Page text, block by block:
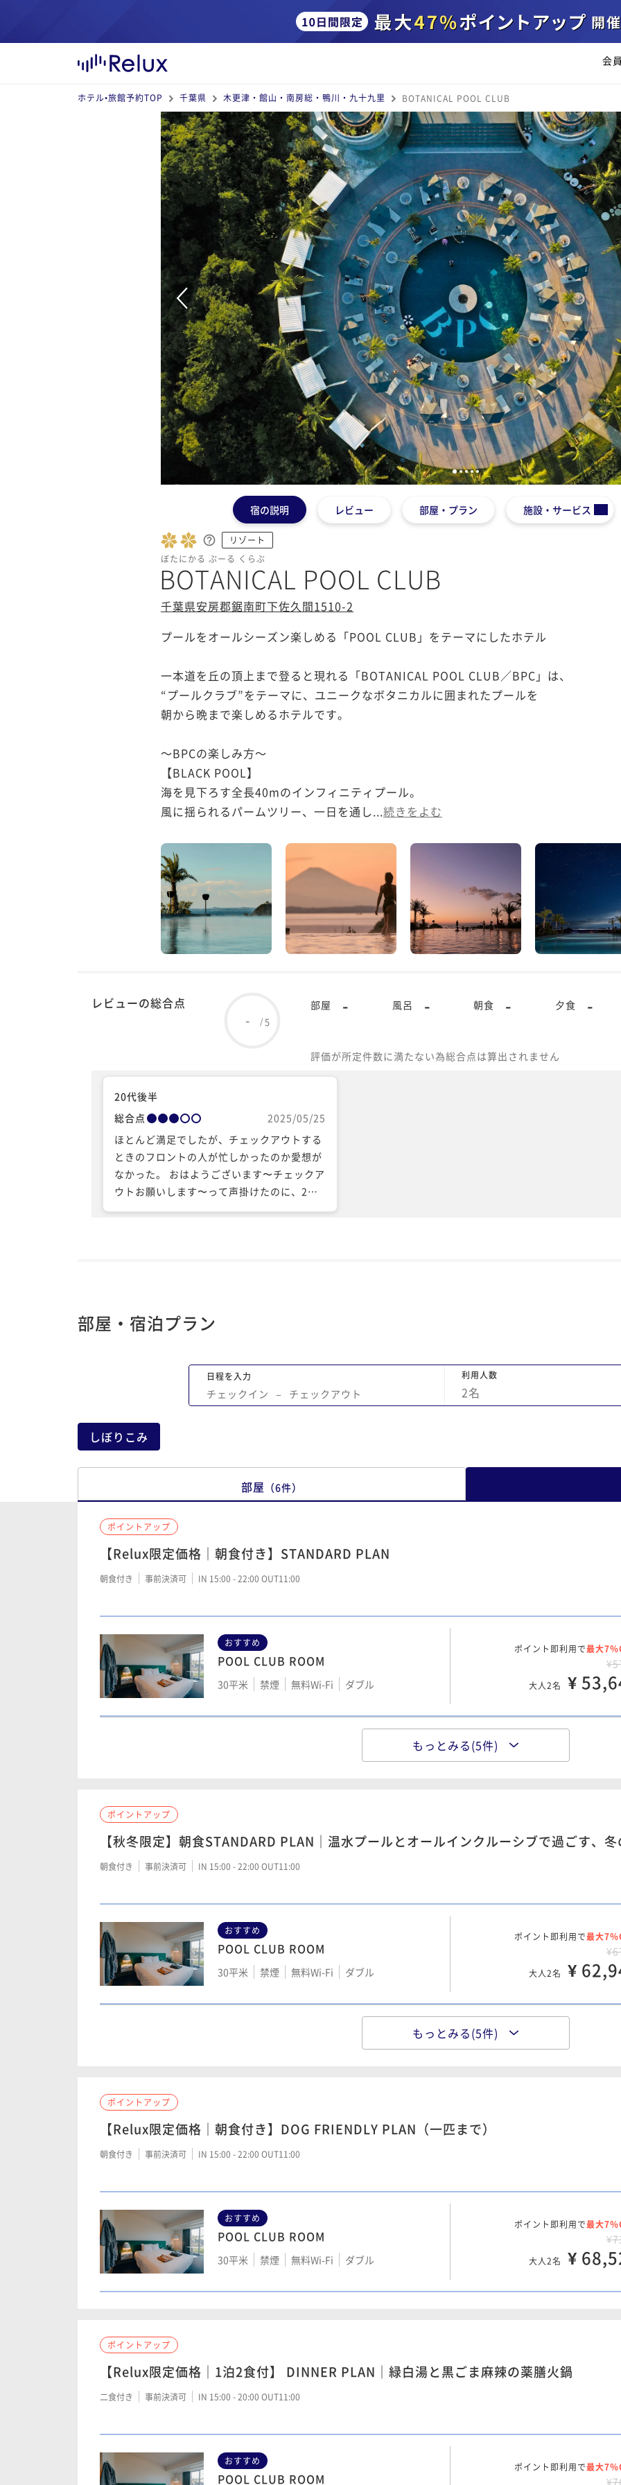
会
ホテル•旅館予約TOP 千葉県 木更津・館山・南房総・鴨川・九十九里 BOTANICAL POOL CLUB
1 2345
宿の説明 レビュー 部屋・プラン 施設・サービス
リゾート
ぼたにかる ぷーる くらぶ
BOTANICAL POOL CLUB
千葉県安房郡鋸南町下佐久間1510-2
プールをオールシーズン楽しめる「POOL CLUB」をテーマにしたホテル
一本道を丘の頂上まで登ると現れる「BOTANICAL POOL CLUB／BPC」は、
“プールクラブ”をテーマに、ユニークなボタニカルに囲まれたプールを
朝から晩まで楽しめるホテルです。
～BPCの楽しみ方～
【BLACK POOL】
海を見下ろす全長40mのインフィニティプール。
風に揺られるパームツリー、一日を通し...続きをよむ
レビューの総合点
- /5
部屋 - 風呂 - 朝食 - 夕食 -
評価が所定件数に満たない為総合点は算出されません
20代後半
総合点
2025/05/25
ほとんど満足でしたが、チェックアウトする
ときのフロントの人が忙しかったのか愛想が
なかった。 おはようございます〜チェックア
ウトお願いします〜って声掛けたのに、2人
中遠い人が「こっちで」ということもなく無
じゃない感じだった。 最後の最後だけ少しだ
け残念だった。
部屋・宿泊プラン
日程を入力
チェックイン − チェックアウト
利用人数
2名
しぼりこみ
部屋 （6件）
ポイントアップ
【Relux限定価格｜朝食付き】STANDARD PLAN
朝食付き 事前決済可 IN 15:00 - 22:00 OUT11:00
おすすめ
POOL CLUB ROOM
30平米 禁煙 無料Wi-Fi ダブル
ポイント即利用で最大7％
大人2名 ¥
ポイント即利用で
POOL JUNIOR TERRACE
30平米 禁煙 無料Wi-Fi
ポイント即利用で 最大7
POOL TERRACE
30平米 禁煙 無料Wi-Fi ダブル
最大7
¥
ポイント即利用で
POOL SUITE
もっとみる(5件)
ポイントアップ
【秋冬限定】朝食STANDARD PLAN｜温水プールとオールインクルーシブで過ごす、
朝食付き 事前決済可 IN 15:00 - 22:00 OUT11:00
おすすめ
POOL CLUB ROOM
30平米 禁煙 無料Wi-Fi ダブル
ポイント即利用で最大7％
大人2名 ¥
ポイント即利用で
POOL JUNIOR TERRACE
30平米 禁煙 無料Wi-Fi
POOL TERRACE
30平米 禁煙 無料Wi-Fi ダブル
最大7
¥
大人2名 ¥
POOL SUITE
47平米 禁煙
ポイント即利用で最大7％
大人2名 ¥
もっとみる(5件)
ポイントアップ
【Relux限定価格｜朝食付き】DOG FRIENDLY PLAN（一匹まで）
朝食付き 事前決済可 IN 15:00 - 22:00 OUT11:00
おすすめ
POOL CLUB ROOM
30平米 禁煙 無料Wi-Fi ダブル
ポイント即利用で最大7％
大人2名 ¥
ポイントアップ
【Relux限定価格｜1泊2食付】 DINNER PLAN｜緑白湯と黒ごま麻辣の薬膳火鍋
二食付き 事前決済可 IN 15:00 - 20:00 OUT11:00
おすすめ
POOL CLUB ROOM
ポイント即利用で最大7％